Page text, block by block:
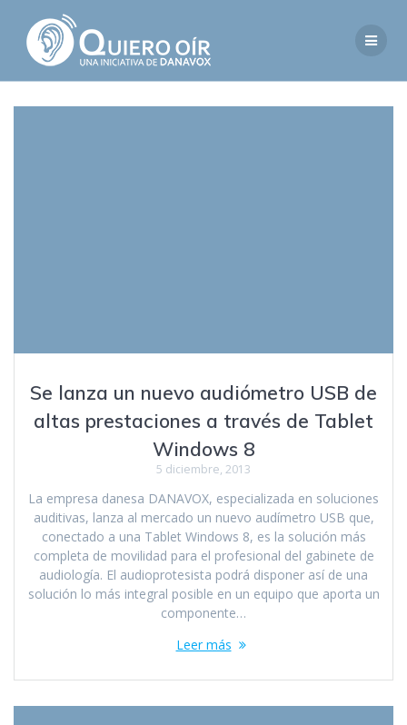
contenido
Se lanza un nuevo audiómetro USB de
altas prestaciones a través de Tablet
Windows 8
5 diciembre, 2013
La empresa danesa DANAVOX, especializada en soluciones
auditivas, lanza al mercado un nuevo audímetro USB que,
conectado a una Tablet Windows 8, es la solución más
completa de movilidad para el profesional del gabinete de
audiología. El audioprotesista podrá disponer así de una
solución lo más integral posible en un equipo que aporta un
componente…
Leer más